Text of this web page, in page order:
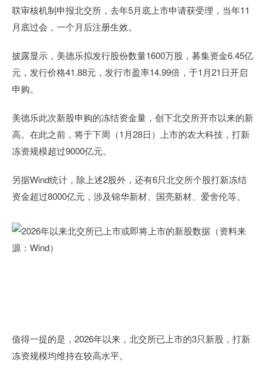
联审核机制申报北交所，去年5月底上市申请获受理，当年11
月底过会，一个月后注册生效。
披露显示，美德乐拟发行股份数量1600万股，募集资金6.45亿
元，发行价格41.88元，发行市盈率14.99倍，于1月21日开启
申购。
美德乐此次新股申购的冻结资金量，创下北交所开市以来的新
高。在此之前，将于下周（1月28日）上市的农大科技，打新
冻资规模超过9000亿元。
另据Wind统计，除上述2股外，还有6只北交所个股打新冻结
资金超过8000亿元，涉及锦华新材、国亮新材、爱舍伦等。
值得一提的是，2026年以来，北交所已上市的3只新股，打新
冻资规模均维持在较高水平。